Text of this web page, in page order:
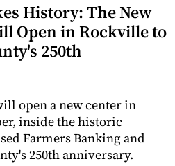
History: The New
Open in Rockville to
250th
open a new center in
inside the historic
Farmers Banking and
250th anniversary.